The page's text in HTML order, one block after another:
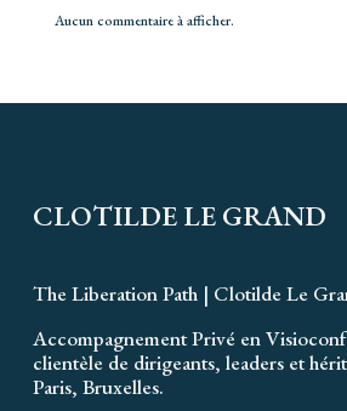
Aucun commentaire à afficher.
CLOTILDE LE GRAND
The Liberation Path | Clotilde Le
Accompagnement Privé en
clientèle de dirigeants, leaders et
Paris, Bruxelles.